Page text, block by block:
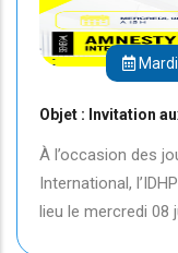
Objet : Invitation
À l’occasion des
International,
lieu le mercredi 08